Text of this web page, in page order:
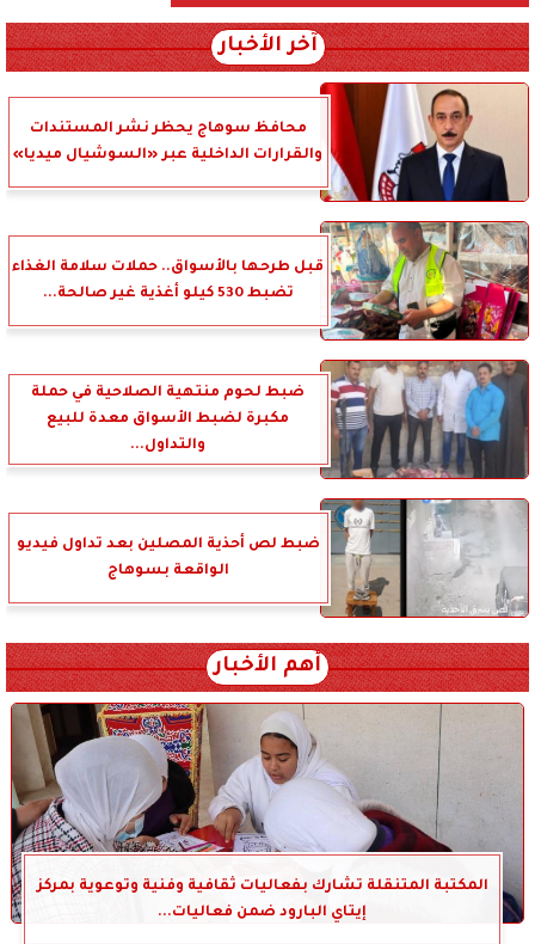
آخر الأخبار
محافظ سوهاج يحظر نشر المستندات
والقرارات الداخلية عبر «السوشيال ميديا»
قبل طرحها بالأسواق.. حملات سلامة الغذاء
تضبط 530 كيلو أغذية غير صالحة...
ضبط لحوم منتهية الصلاحية في حملة
مكبرة لضبط الأسواق معدة للبيع
والتداول...
ضبط لص أحذية المصلين بعد تداول فيديو
الواقعة بسوهاج
أهم الأخبار
المكتبة المتنقلة تشارك بفعاليات ثقافية وفنية وتوعوية بمركز
إيتاي البارود ضمن فعاليات...